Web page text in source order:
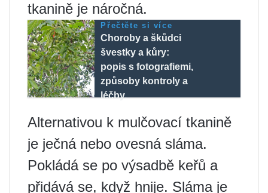
tkanině je náročná.
Přečtěte si více
Choroby a škůdci
švestky a kůry:
popis s fotografiemi,
způsoby kontroly a
léčby.
Alternativou k mulčovací tkanině
je ječná nebo ovesná sláma.
Pokládá se po výsadbě keřů a
přidává se, když hnije. Sláma je